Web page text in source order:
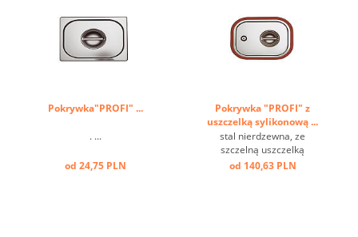
Pokrywka"PROFI" ...
. ...
od 24,75 PLN
Pokrywka "PROFI" z
uszczelką sylikonową ...
stal nierdzewna, ze
szczelną uszczelką
silikonową ...
od 140,63 PLN